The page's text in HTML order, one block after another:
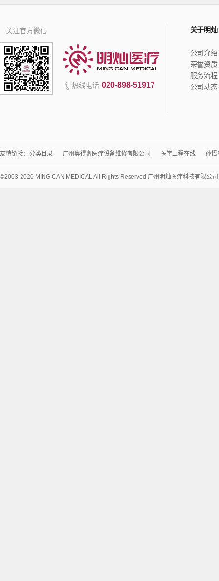
关注官方微信
热线电话 020-898-51917
关于明灿
公司介绍
荣誉资质
服务流程
公司动态
友情链接： 分类目录 广州奥得富医疗设备维修有限公司 医学工程在线 孙悟
©2003-2020 MING CAN MEDICAL All Rights Reserved 广州明灿医疗科技有限公司